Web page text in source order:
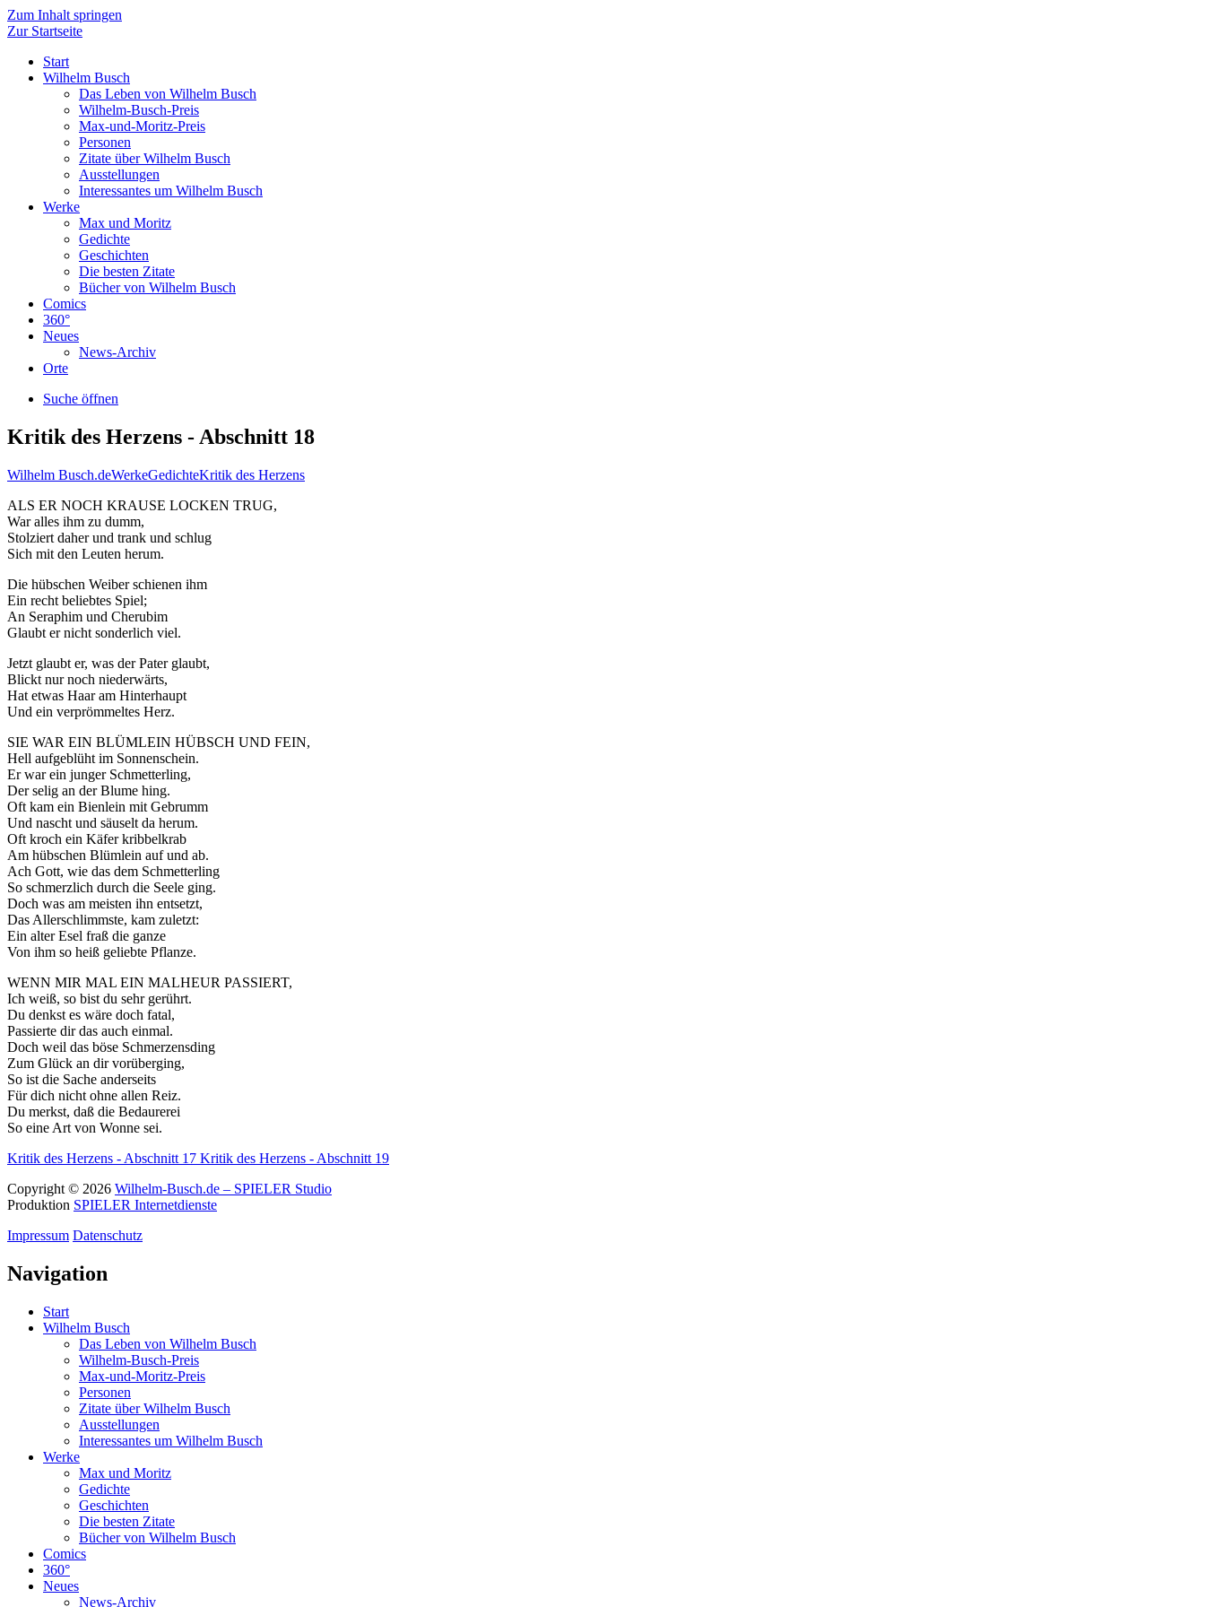
Zum Inhalt springen
Zur Startseite
Start
Wilhelm Busch
Das Leben von Wilhelm Busch
Wilhelm-Busch-Preis
Max-und-Moritz-Preis
Personen
Zitate über Wilhelm Busch
Ausstellungen
Interessantes um Wilhelm Busch
Werke
Max und Moritz
Gedichte
Geschichten
Die besten Zitate
Bücher von Wilhelm Busch
Comics
360°
Neues
News-Archiv
Orte
Suche öffnen
Kritik des Herzens - Abschnitt 18
Wilhelm Busch.deWerkeGedichteKritik des Herzens
ALS ER NOCH KRAUSE LOCKEN TRUG,
War alles ihm zu dumm,
Stolziert daher und trank und schlug
Sich mit den Leuten herum.
Die hübschen Weiber schienen ihm
Ein recht beliebtes Spiel;
An Seraphim und Cherubim
Glaubt er nicht sonderlich viel.
Jetzt glaubt er, was der Pater glaubt,
Blickt nur noch niederwärts,
Hat etwas Haar am Hinterhaupt
Und ein verprömmeltes Herz.
SIE WAR EIN BLÜMLEIN HÜBSCH UND FEIN,
Hell aufgeblüht im Sonnenschein.
Er war ein junger Schmetterling,
Der selig an der Blume hing.
Oft kam ein Bienlein mit Gebrumm
Und nascht und säuselt da herum.
Oft kroch ein Käfer kribbelkrab
Am hübschen Blümlein auf und ab.
Ach Gott, wie das dem Schmetterling
So schmerzlich durch die Seele ging.
Doch was am meisten ihn entsetzt,
Das Allerschlimmste, kam zuletzt:
Ein alter Esel fraß die ganze
Von ihm so heiß geliebte Pflanze.
WENN MIR MAL EIN MALHEUR PASSIERT,
Ich weiß, so bist du sehr gerührt.
Du denkst es wäre doch fatal,
Passierte dir das auch einmal.
Doch weil das böse Schmerzensding
Zum Glück an dir vorüberging,
So ist die Sache anderseits
Für dich nicht ohne allen Reiz.
Du merkst, daß die Bedaurerei
So eine Art von Wonne sei.
Kritik des Herzens - Abschnitt 17 Kritik des Herzens - Abschnitt 19
Copyright © 2026 Wilhelm-Busch.de – SPIELER Studio
Produktion SPIELER Internetdienste
Impressum Datenschutz
Navigation
Start
Wilhelm Busch
Das Leben von Wilhelm Busch
Wilhelm-Busch-Preis
Max-und-Moritz-Preis
Personen
Zitate über Wilhelm Busch
Ausstellungen
Interessantes um Wilhelm Busch
Werke
Max und Moritz
Gedichte
Geschichten
Die besten Zitate
Bücher von Wilhelm Busch
Comics
360°
Neues
News-Archiv